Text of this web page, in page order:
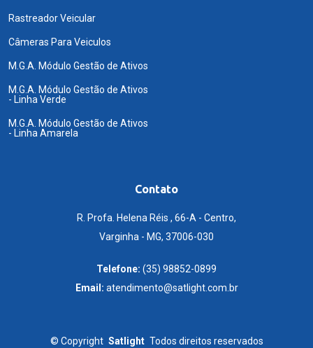
Rastreador Veicular
Câmeras Para Veiculos
M.G.A. Módulo Gestão de Ativos
M.G.A. Módulo Gestão de Ativos
- Linha Verde
M.G.A. Módulo Gestão de Ativos
- Linha Amarela
Contato
R. Profa. Helena Réis , 66-A - Centro,
Varginha - MG, 37006-030
Telefone: (35) 98852-0899
Email: atendimento@satlight.com.br
© Copyright Satlight Todos direitos reservados